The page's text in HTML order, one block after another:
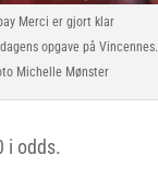
Merci er gjort klar
opgave på Vincennes.
Michelle Mønster
i odds.